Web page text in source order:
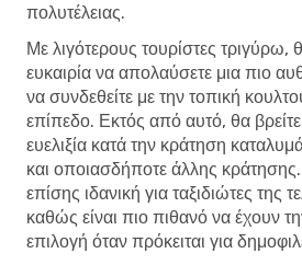
πολυτέλειας.
Με λιγότερους τουρίστες τριγύρω,
ευκαιρία να απολαύσετε μια πιο
να συνδεθείτε με την τοπική
επίπεδο. Εκτός από αυτό, θα
ευελιξία κατά την κράτηση
και οποιασδήποτε άλλης κράτησης.
επίσης ιδανική για ταξιδιώτες της
καθώς είναι πιο πιθανό να έχουν
επιλογή όταν πρόκειται για